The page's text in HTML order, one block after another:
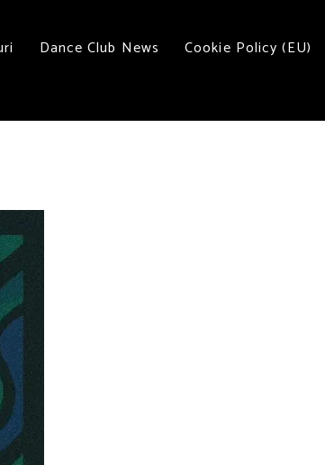
Dance Club News Cookie Policy (EU)